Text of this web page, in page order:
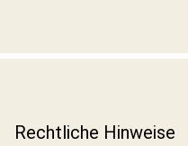
Rechtliche Hinweise